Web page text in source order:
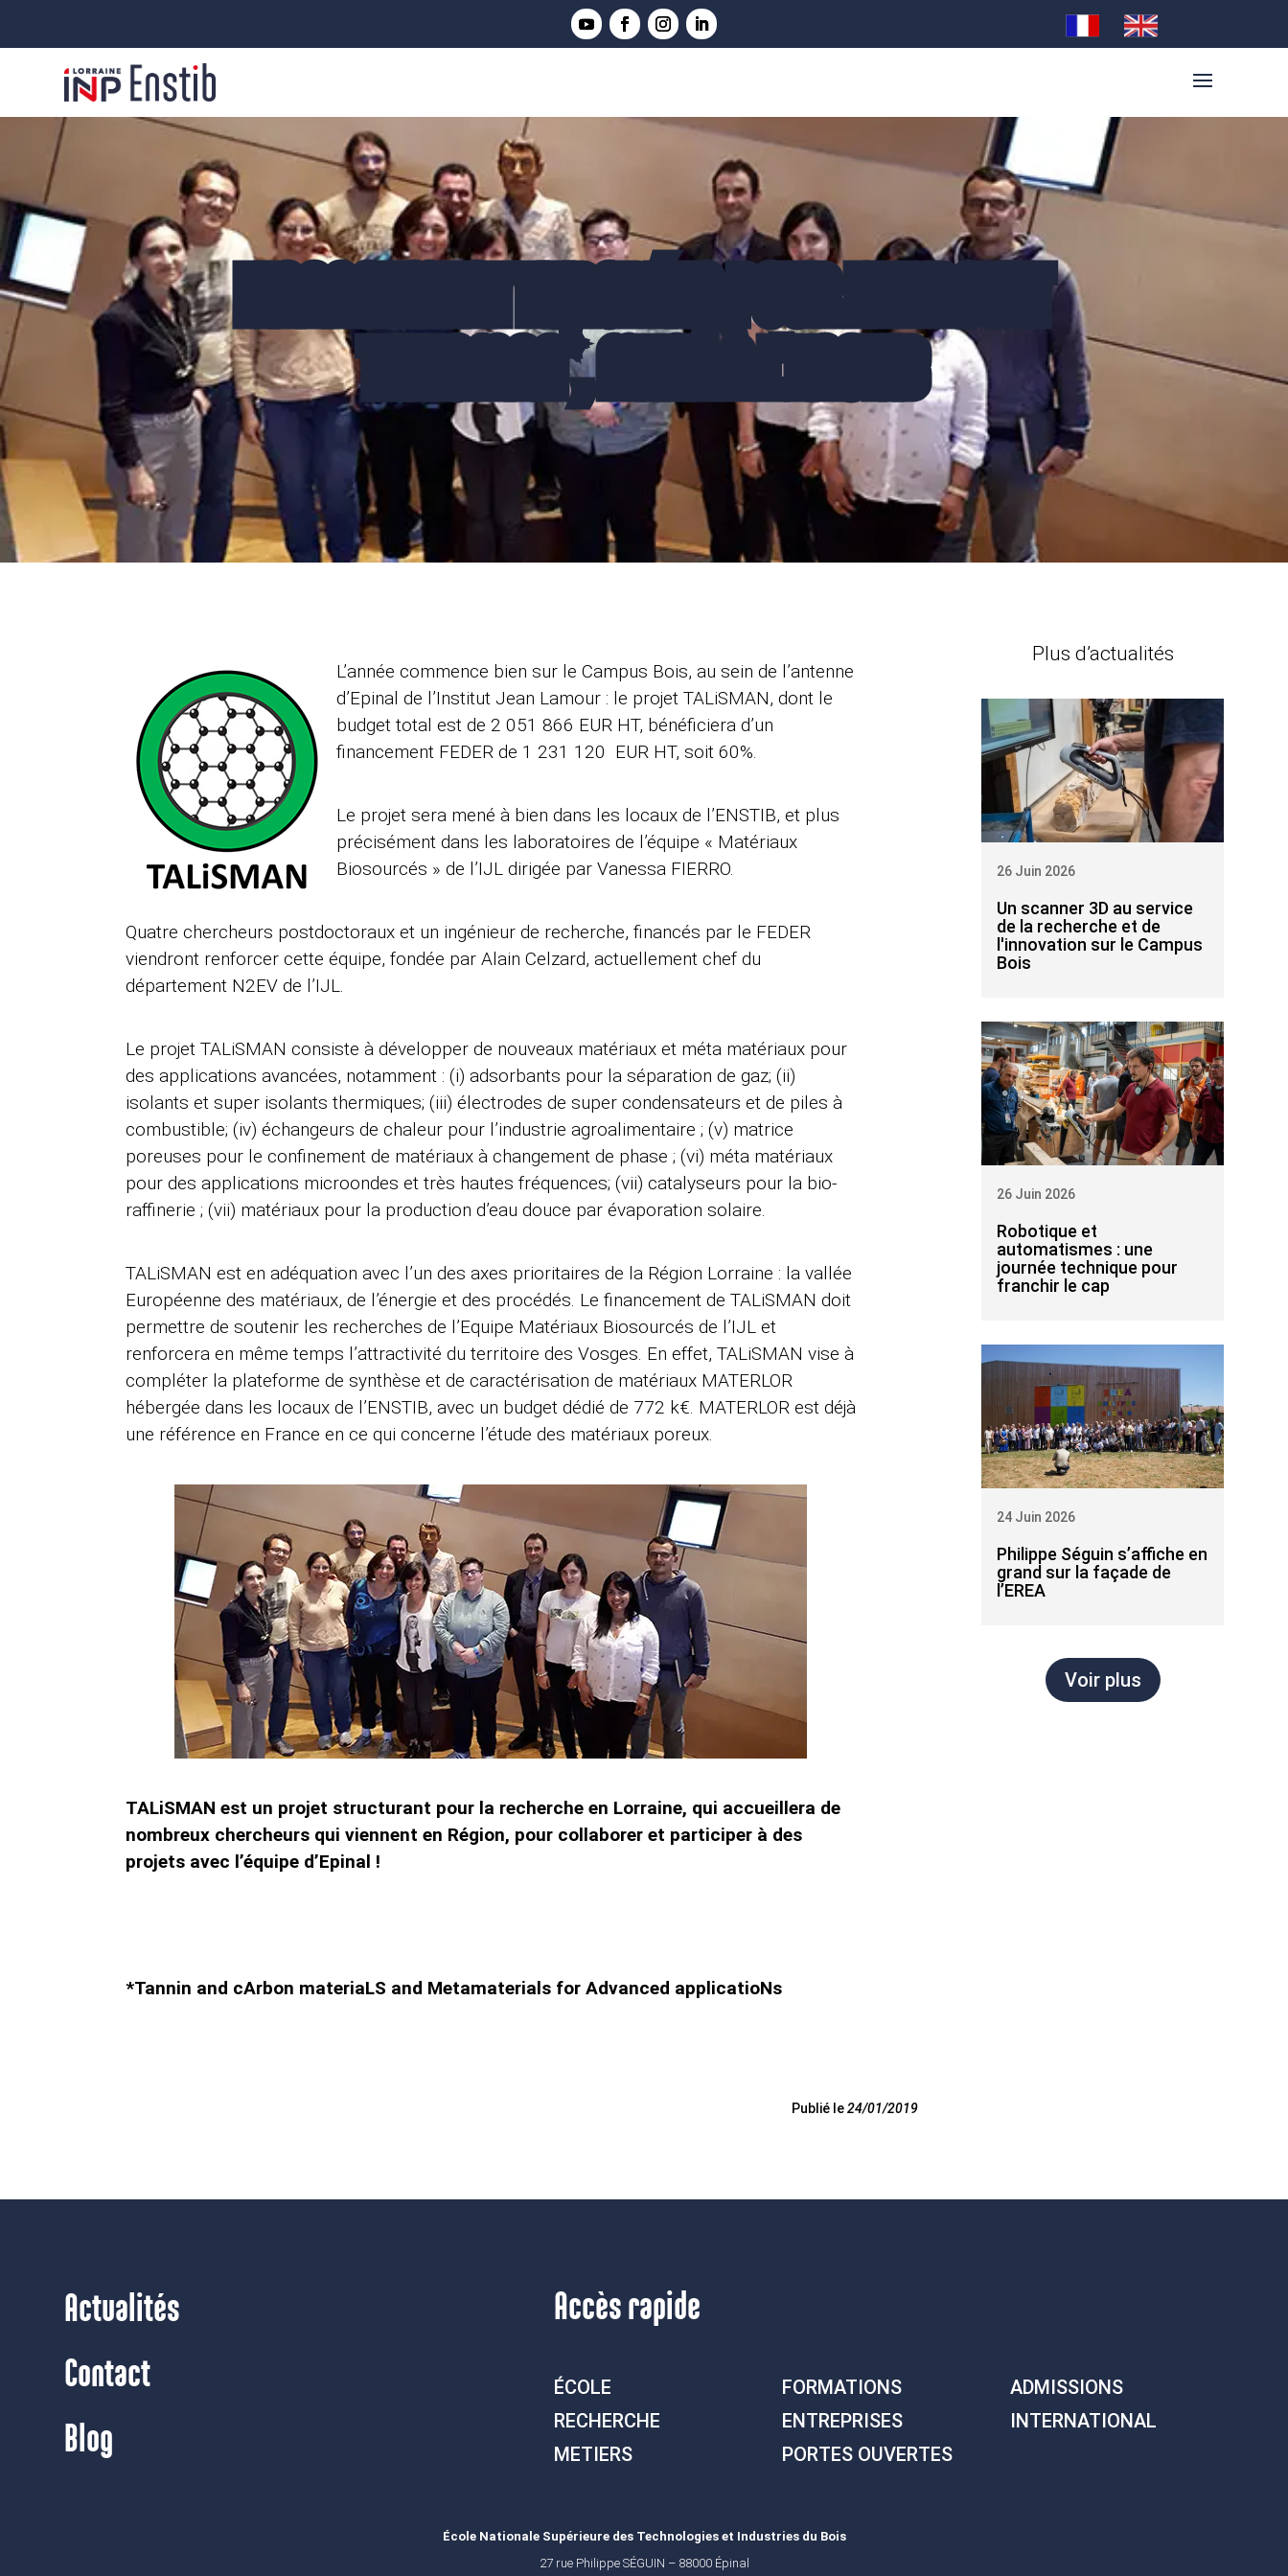
FINANCEMENT EUROPÉEN POUR LE PROJET
TALISMAN*, MENÉ À L’ENSTIB
L’année commence bien sur le Campus Bois, au sein de l’antenne
d’Epinal de l’Institut Jean Lamour : le projet TALiSMAN, dont le
budget total est de 2 051 866 EUR HT, bénéficiera d’un
financement FEDER de 1 231 120 EUR HT, soit 60%.
Le projet sera mené à bien dans les locaux de l’ENSTIB, et plus
précisément dans les laboratoires de l’équipe « Matériaux
Biosourcés » de l’IJL dirigée par Vanessa FIERRO.
Quatre chercheurs postdoctoraux et un ingénieur de recherche, financés par le FEDER
viendront renforcer cette équipe, fondée par Alain Celzard, actuellement chef du
département N2EV de l’IJL.
Le projet TALiSMAN consiste à développer de nouveaux matériaux et méta matériaux pour
des applications avancées, notamment : (i) adsorbants pour la séparation de gaz; (ii)
isolants et super isolants thermiques; (iii) électrodes de super condensateurs et de piles à
combustible; (iv) échangeurs de chaleur pour l’industrie agroalimentaire ; (v) matrice
poreuses pour le confinement de matériaux à changement de phase ; (vi) méta matériaux
pour des applications microondes et très hautes fréquences; (vii) catalyseurs pour la bio-
raffinerie ; (vii) matériaux pour la production d’eau douce par évaporation solaire.
TALiSMAN est en adéquation avec l’un des axes prioritaires de la Région Lorraine : la vallée
Européenne des matériaux, de l’énergie et des procédés. Le financement de TALiSMAN doit
permettre de soutenir les recherches de l’Equipe Matériaux Biosourcés de l’IJL et
renforcera en même temps l’attractivité du territoire des Vosges. En effet, TALiSMAN vise à
compléter la plateforme de synthèse et de caractérisation de matériaux MATERLOR
hébergée dans les locaux de l’ENSTIB, avec un budget dédié de 772 k€. MATERLOR est déjà
une référence en France en ce qui concerne l’étude des matériaux poreux.
TALiSMAN est un projet structurant pour la recherche en Lorraine, qui accueillera de
nombreux chercheurs qui viennent en Région, pour collaborer et participer à des
projets avec l’équipe d’Epinal !
*Tannin and cArbon materiaLS and Metamaterials for Advanced applicatioNs
Publié le24/01/2019
Plus d’actualités
Un scanner 3D au service
de la recherche et de
l'innovation sur le Campus
Bois
26 Juin 2026
Robotique et
automatismes : une
journée technique pour
franchir le cap
26 Juin 2026
Philippe Séguin s’affiche en
grand sur la façade de
l’EREA
24 Juin 2026
Voir plus
Actualités
Contact
Blog
Accès rapide
ÉCOLE FORMATIONS
ADMISSIONS
RECHERCHE
ENTREPRISES
INTERNATIONAL
METIERS
PORTES OUVERTES
École Nationale Supérieure des Technologies et Industries du Bois
27 rue Philippe SÉGUIN – 88000 Épinal